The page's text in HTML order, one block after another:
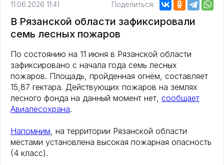
11.06.2026 11:41 Поделиться:
В Рязанской области зафиксировали
семь лесных пожаров
По состоянию на 11 июня в Рязанской области
зафиксировано с начала года семь лесных
пожаров. Площадь, пройденная огнём, составляет
15,87 гектара. Действующих пожаров на землях
лесного фонда на данный момент нет, сообщает
Авиалесохрана.
Напомним, на территории Рязанской области
местами установлена высокая пожарная опасность
(4 класс).